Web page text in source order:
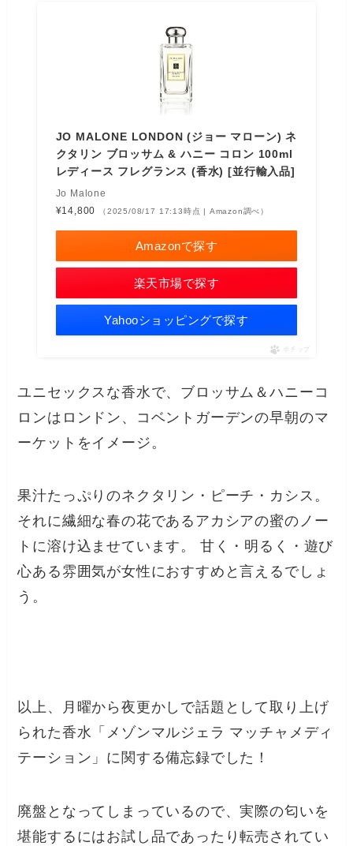
JO MALONE LONDON (ジョー マローン) ネ
クタリン ブロッサム & ハニー コロン 100ml
レディース フレグランス (香水) [並行輸入品]
Jo Malone
¥14,800
（2025/08/17 17:13時点 | Amazon調べ）
Amazonで探す
楽天市場で探す
Yahooショッピングで探す
ポチップ
ユニセックスな香水で、ブロッサム＆ハニーコ
ロンはロンドン、コベントガーデンの早朝のマ
ーケットをイメージ。
果汁たっぷりのネクタリン・ピーチ・カシス。
それに繊細な春の花であるアカシアの蜜のノー
トに溶け込ませています。 甘く・明るく・遊び
心ある雰囲気が女性におすすめと言えるでしょ
う。
以上、月曜から夜更かしで話題として取り上げ
られた香水「メゾンマルジェラ マッチャメディ
テーション」に関する備忘録でした！
廃盤となってしまっているので、実際の匂いを
堪能するにはお試し品であったり転売されてい